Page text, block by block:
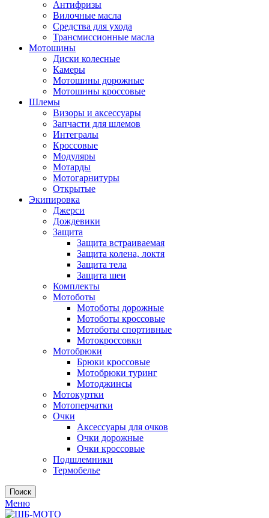
Антифризы
Вилочные масла
Средства для ухода
Трансмиссионные масла
Мотошины
Диски колесные
Камеры
Мотошины дорожные
Мотошины кроссовые
Шлемы
Визоры и аксессуары
Запчасти для шлемов
Интегралы
Кроссовые
Модуляры
Мотарды
Мотогарнитуры
Открытые
Экипировка
Джерси
Дождевики
Защита
Защита встраиваемая
Защита колена, локтя
Защита тела
Защита шеи
Комплекты
Мотоботы
Мотоботы дорожные
Мотоботы кроссовые
Мотоботы спортивные
Мотокроссовки
Мотобрюки
Брюки кроссовые
Мотобрюки туринг
Мотоджинсы
Мотокуртки
Мотоперчатки
Очки
Аксессуары для очков
Очки дорожные
Очки кроссовые
Подшлемники
Термобелье
Поиск
Меню